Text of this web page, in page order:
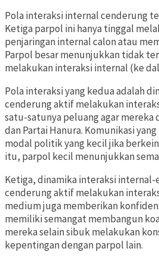
Polainteraksi internal cenderung
Ketiga parpol ini hanya tinggal
penjaringan internal calon atau
Parpol besar menunjukkan tidak
melakukan interaksi internal (ke
Pola interaksi yang kedua adalah
cenderung aktif melakukan
satu-satunya peluang agar mereka
dan Partai Hanura. Komunikasi
modal politik yang kecil jika
itu, parpol kecil menunjukkan
Ketiga, dinamika interaksi internal-
cenderung aktif melakukan
medium juga memberikan
memiliki semangat membangun
mereka selain sibuk melakukan
kepentingan dengan parpol lain.